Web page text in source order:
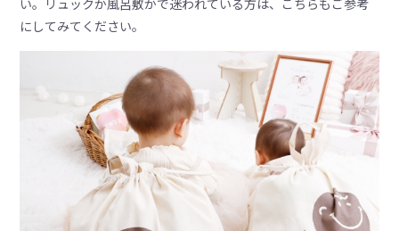
にしてみてください。